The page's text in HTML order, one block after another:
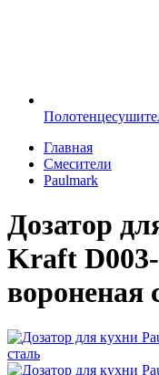
Главная
Смесители
Paulmark
Дозатор
Kraft
вороненая